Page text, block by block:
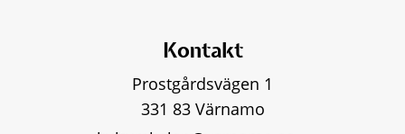
Kontakt
Prostgårdsvägen 1
331 83 Värnamo